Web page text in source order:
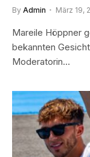
By Admin März 19,
Mareile Höppner
bekannten
Moderatorin…